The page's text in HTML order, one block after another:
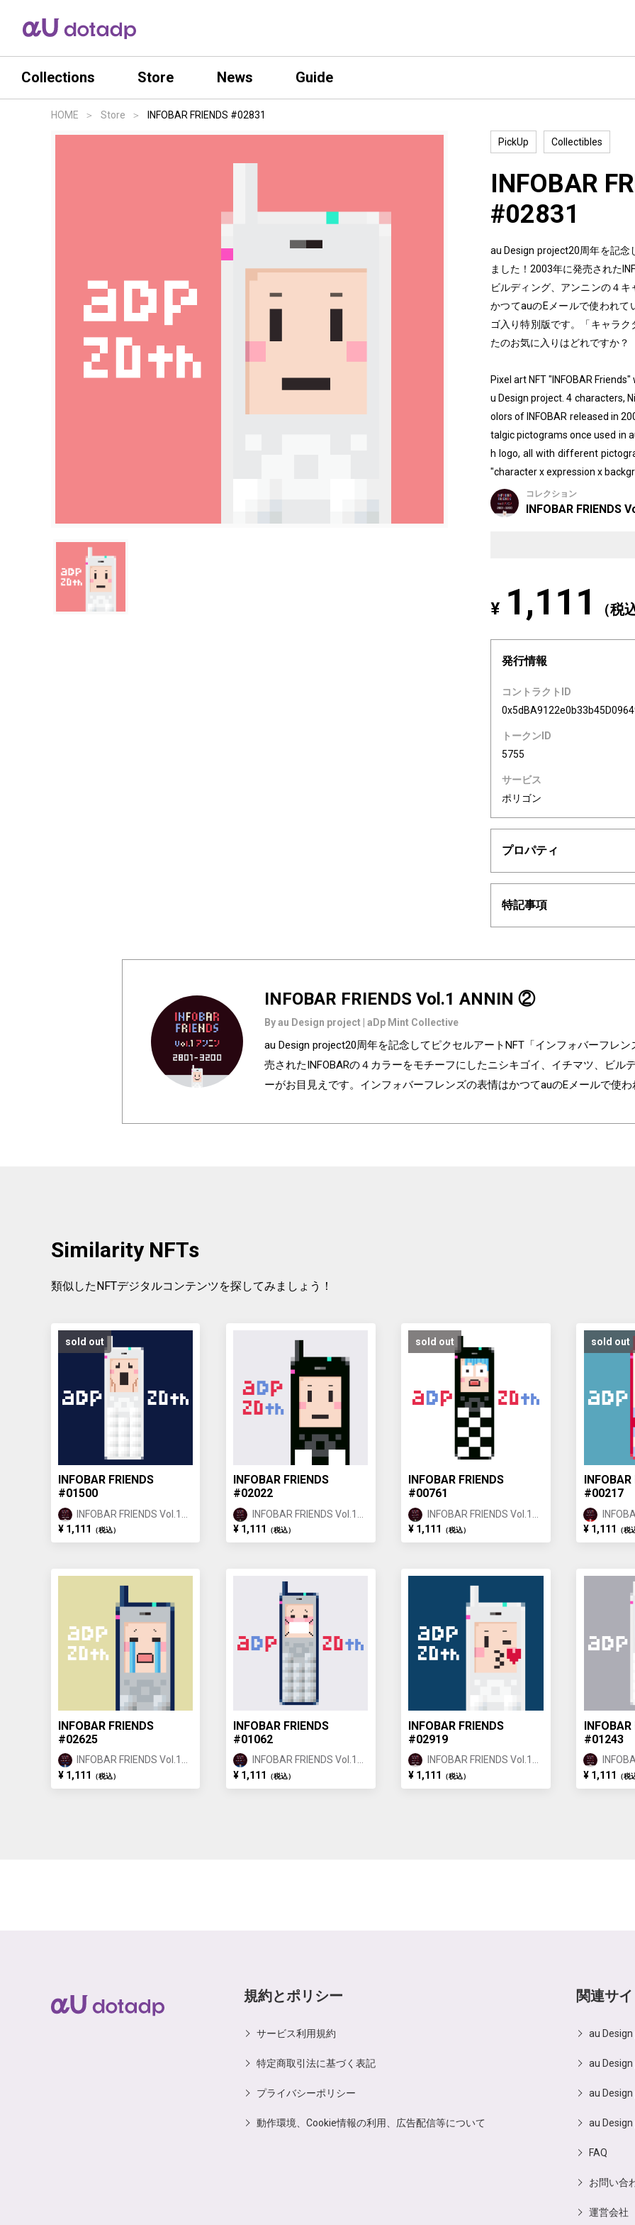
Collections Store News Guide
HOME Store INFOBAR FRIENDS #02831
PickUp Collectibles
INFOBAR
#02831
au Design project20周年を記念
ました！2003年に発売された
ビルディング、アンニンの４
かつてauのEメールで使われて
ゴ入り特別版です。「キャラ
たのお気に入りはどれですか？
Pixel art NFT "INFOBAR
u Design project. 4 characters,
olors of INFOBAR released in
talgic pictograms once used in
h logo, all with different
"character x expression x
コレクション
INFOBAR FRIENDS
¥ 1,111 （税
発行情報
コントラクトID
トークンID
5755
サービス
ポリゴン
プロパティ
特記事項
INFOBAR FRIENDS Vol.1 ANNIN ②
By au Design project | aDp Mint Collective
au Design project20周年を記念してピクセルアートNFT「インフォバーフレ
売されたINFOBARの４カラーをモチーフにしたニシキゴイ、イチマツ、ビル
ーがお目見えです。インフォバーフレンズの表情はかつてauのEメールで使
種類♪あなたのお気に入りはどれですか？ Pixel art NFT "INFOBAR Friends"
Similarity NFTs
類似したNFTデジタルコンテンツを探してみましょう！
sold out
INFOBAR FRIENDS
#01500
INFOBAR FRIENDS Vol.1
ANNIN ①
¥ 1,111 （税込）
INFOBAR FRIENDS
#02022
INFOBAR FRIENDS Vol.1
ICHIMATSU ②
¥ 1,111 （税込）
sold out
INFOBAR FRIENDS
#00761
INFOBAR FRIENDS Vol.1
ICHIMATSU ①
¥ 1,111 （税込）
sold out
#00217
¥ 1,111 （税
INFOBAR FRIENDS
#02625
INFOBAR FRIENDS Vol.1
BUILDING ②
¥ 1,111 （税込）
INFOBAR FRIENDS
#01062
INFOBAR FRIENDS Vol.1
BUILDING ①
¥ 1,111 （税込）
INFOBAR FRIENDS
#02919
INFOBAR FRIENDS Vol.1
ANNIN ②
¥ 1,111 （税込）
INFOBAR
#01243
ANNIN
¥ 1,111 （税
規約とポリシー
サービス利用規約
特定商取引法に基づく表記
プライバシーポリシー
動作環境、Cookie情報の利用、広告配信等について
関連サイ
au
au
au
au
FAQ
お問い合
運営会社